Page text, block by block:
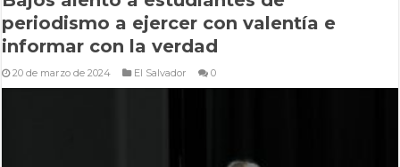
periodismo a ejercer con valentía e
informar con la verdad
20 de marzo de 2024 El Salvador 0